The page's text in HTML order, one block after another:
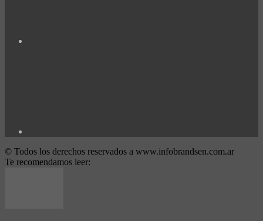
© Todos los derechos reservados a www.infobrandsen.com.ar
Te recomendamos leer: